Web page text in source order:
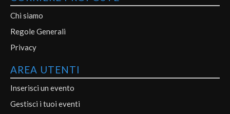
Chi siamo
Regole Generali
Privacy
AREA UTENTI
Inserisci un evento
Gestisci i tuoi eventi